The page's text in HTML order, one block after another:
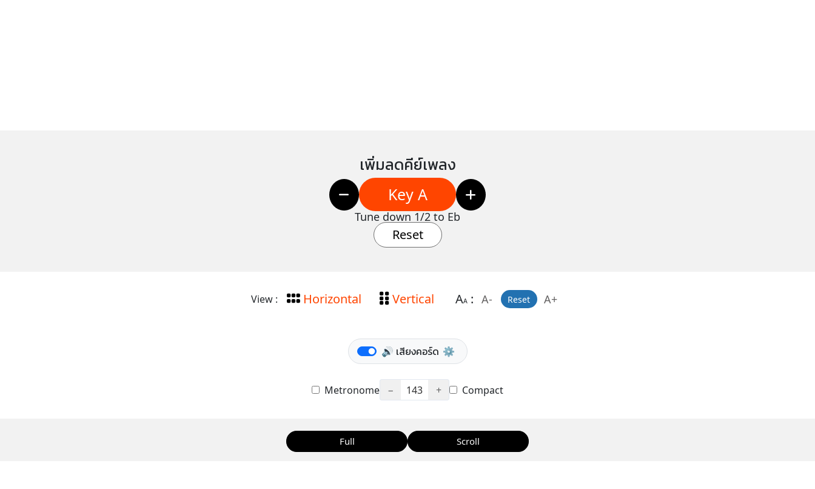
เพิ่มลดคีย์เพลง
Key A
Tune down 1/2 to Eb
Reset
View : Horizontal Vertical AA: A- Reset A+
🔊 เสียงคอร์ด ⚙️
Metronome − 143 + Compact
Full Scroll